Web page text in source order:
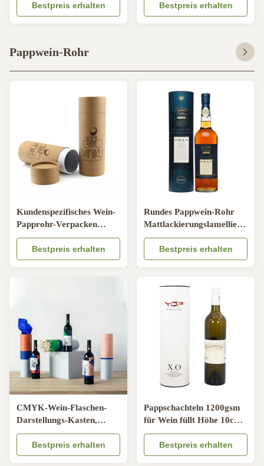
Röhrchenverpackungen
Bestpreis erhalten
für Unterwäsche T-Shirts
und Socken
Bestpreis erhalten
Pappwein-Rohr
Kundenspezifisches Wein-
Papprohr-Verpacken
rundes Kraftpapier-
Lebensmittelrohr
Bestpreis erhalten
Rundes Pappwein-Rohr
Mattlackierungslamellierende
EVA Inserted
Bestpreis erhalten
CMYK-Wein-Flaschen-
Darstellungs-Kasten,
Zylinder-Pappwein-Kästen
Bestpreis erhalten
Pappschachteln 1200gsm
für Wein füllt Höhe 10cm
Durchmesser-36cm ab
Bestpreis erhalten